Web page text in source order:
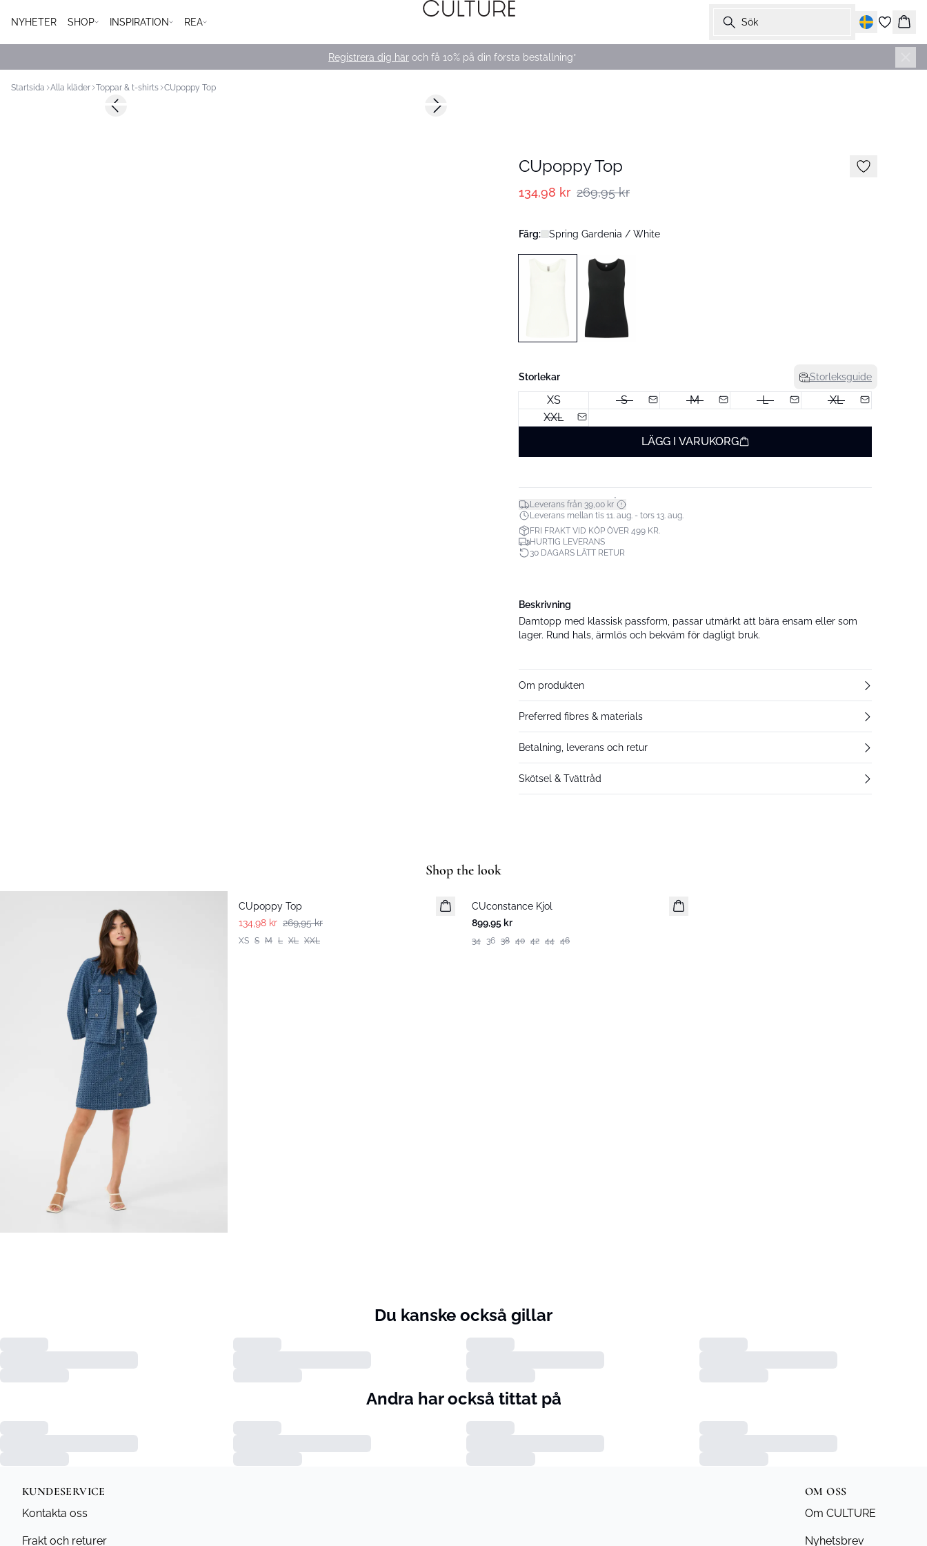
NYHETER SHOP INSPIRATION REA Sök
Korg
Registrera dig här och få 10% på din första beställning*
Startsida Alla kläder Toppar & t-shirts CUpoppy Top
-50%Previous slide Next slide
CUpoppy Top
134,98 kr 269,95 kr
Färg: Spring Gardenia / White
Storlekar Storleksguide
XS S M L
XL
XXL
LÄGG I VARUKORG
Leverans från 39,00 kr*
Leverans mellan tis 11. aug. - tors 13. aug.
FRI FRAKT VID KÖP ÖVER 499 KR.
HURTIG LEVERANS
30 DAGARS LÄTT RETUR
Beskrivning
Damtopp med klassisk passform, passar utmärkt att bära ensam eller som
lager. Rund hals, ärmlös och bekväm för dagligt bruk.
Om produkten
Preferred fibres & materials
Betalning, leverans och retur
Skötsel & Tvättråd
Shop the look
CUpoppy Top
134,98 kr 269,95 kr
XS S M L XL XXL
CUconstance Kjol
899,95 kr
34 36 38 40 42 44 46
Du kanske också gillar
Andra har också tittat på
KUNDESERVICE
Kontakta oss
Frakt och returer
OM OSS
Om CULTURE
Nyhetsbrev